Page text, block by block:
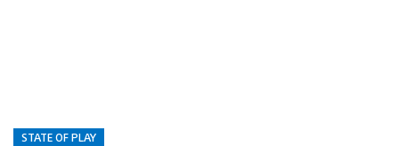
STATE OF PLAY